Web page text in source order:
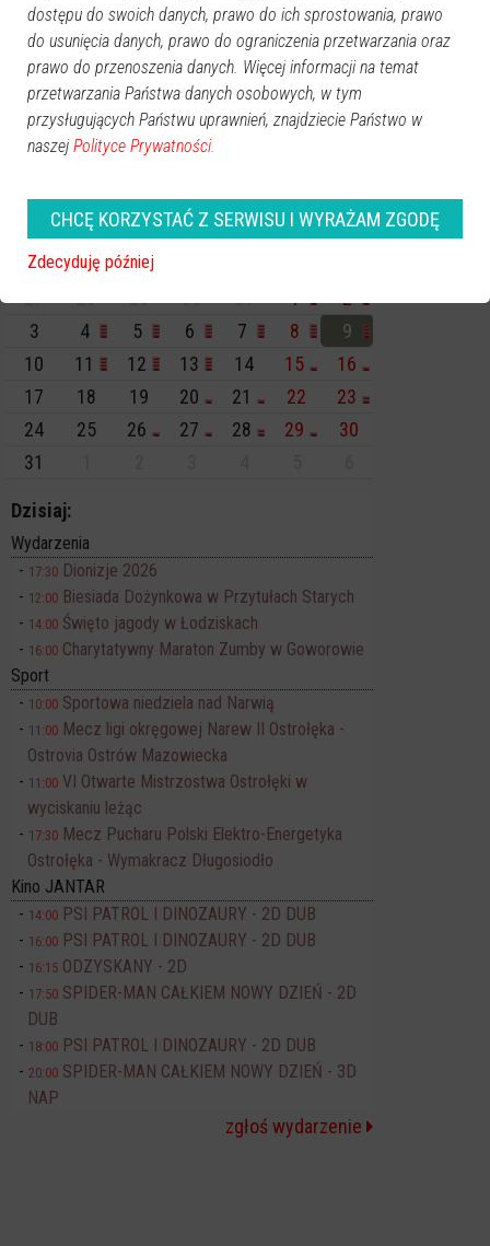
Region
Polska
Budujemy
Kościół i społeczeństwo
TV Ostrołęka
sierpień 2026
Pn
Wt Śr
27
28 29 30 31 1
2
3
4 5 6 7 8
9
10
11 12 13 14 15
16
17
18 19 20 21 22
23
24
25 26 27 28 29
30
31
Dzisiaj:
Wydarzenia
17:30 Dionizje 2026
12:00 Biesiada Dożynkowa w Przytułach Starych
14:00 Święto jagody w Łodziskach
16:00 Charytatywny Maraton Zumby w Goworowie
Sport
10:00 Sportowa niedziela nad Narwią
11:00 Mecz ligi okręgowej Narew II Ostrołęka -
Ostrovia Ostrów Mazowiecka
11:00 VI Otwarte Mistrzostwa Ostrołęki w
wyciskaniu leżąc
17:30 Mecz Pucharu Polski Elektro-Energetyka
Ostrołęka - Wymakracz Długosiodło
Kino JANTAR
14:00 PSI PATROL I DINOZAURY - 2D DUB
16:00 PSI PATROL I DINOZAURY - 2D DUB
16:15 ODZYSKANY - 2D
17:50 SPIDER-MAN CAŁKIEM NOWY DZIEŃ - 2D
DUB
18:00 PSI PATROL I DINOZAURY - 2D DUB
20:00 SPIDER-MAN CAŁKIEM NOWY DZIEŃ - 3D
NAP
zgłoś wydarzenie
dostępu do swoich danych, prawo do ich sprostowania, prawo
do usunięcia danych, prawo do ograniczenia przetwarzania oraz
prawo do przenoszenia danych. Więcej informacji na temat
przetwarzania Państwa danych osobowych, w tym
przysługujących Państwu uprawnień, znajdziecie Państwo w
naszej Polityce Prywatności.
CHCĘ KORZYSTAĆ Z SERWISU I WYRAŻAM ZGODĘ
Zdecyduję później